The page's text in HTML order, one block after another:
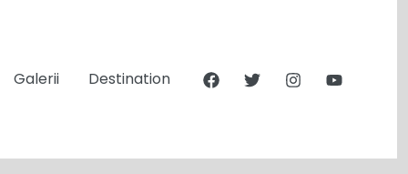
Galerii Destination